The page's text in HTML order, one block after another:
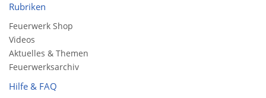
Rubriken
Feuerwerk Shop
Videos
Aktuelles & Themen
Feuerwerksarchiv
Hilfe & FAQ